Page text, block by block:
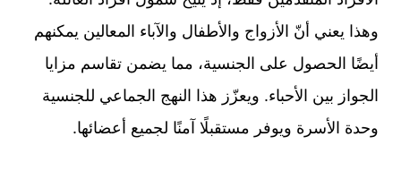
وهذا يعني أنّ الأزواج والأطفال والآباء المعالين يمكنهم
أيضًا الحصول على الجنسية، مما يضمن تقاسم مزايا
الجواز بين الأحباء. ويعزّز هذا النهج الجماعي للجنسية
وحدة الأسرة ويوفر مستقبلًا آمنًا لجميع أعضائها.